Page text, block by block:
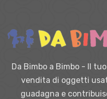
Da Bimbo a Bimbo - Il
vendita di oggetti
guadagna e